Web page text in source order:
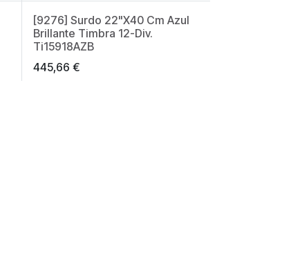
[9276] Surdo 22"X40 Cm Azul
Brillante Timbra 12-Div.
Ti15918AZB
445,66 €